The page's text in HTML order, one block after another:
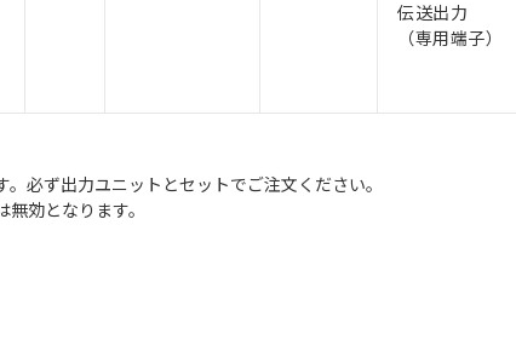
伝送出力
（専用端子）
必ず出力ユニットとセットでご注文ください。
効となります。